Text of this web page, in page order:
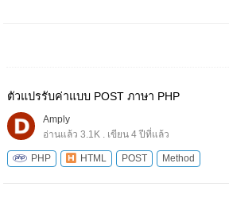
ตัวแปรรับค่าแบบ POST ภาษา PHP
Amply
อ่านแล้ว 3.1K . เขียน 4 ปีที่แล้ว
PHP HTML POST Method